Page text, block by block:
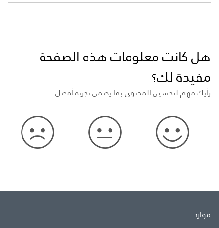
هل كانت معلومات هذه الصفحة
مفيدة لك؟
رأيك مهم لتحسين المحتوى بما يضمن تجربة أفضل
موارد